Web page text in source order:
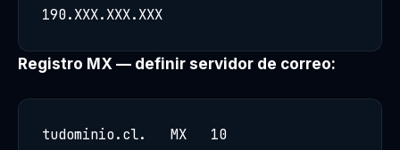
190.XXX.XXX.XXX
Registro MX — definir servidor de correo:
tudominio.cl.   MX   10